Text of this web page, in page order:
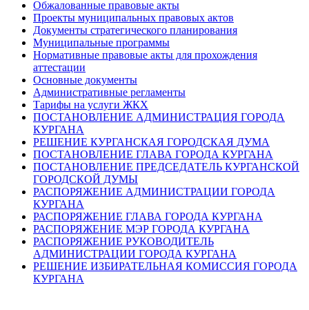
Обжалованные правовые акты
Проекты муниципальных правовых актов
Документы стратегического планирования
Муниципальные программы
Нормативные правовые акты для прохождения
аттестации
Основные документы
Административные регламенты
Тарифы на услуги ЖКХ
ПОСТАНОВЛЕНИЕ АДМИНИСТРАЦИЯ ГОРОДА
КУРГАНА
РЕШЕНИЕ КУРГАНСКАЯ ГОРОДСКАЯ ДУМА
ПОСТАНОВЛЕНИЕ ГЛАВА ГОРОДА КУРГАНА
ПОСТАНОВЛЕНИЕ ПРЕДСЕДАТЕЛЬ КУРГАНСКОЙ
ГОРОДСКОЙ ДУМЫ
РАСПОРЯЖЕНИЕ АДМИНИСТРАЦИИ ГОРОДА
КУРГАНА
РАСПОРЯЖЕНИЕ ГЛАВА ГОРОДА КУРГАНА
РАСПОРЯЖЕНИЕ МЭР ГОРОДА КУРГАНА
РАСПОРЯЖЕНИЕ РУКОВОДИТЕЛЬ
АДМИНИСТРАЦИИ ГОРОДА КУРГАНА
РЕШЕНИЕ ИЗБИРАТЕЛЬНАЯ КОМИССИЯ ГОРОДА
КУРГАНА